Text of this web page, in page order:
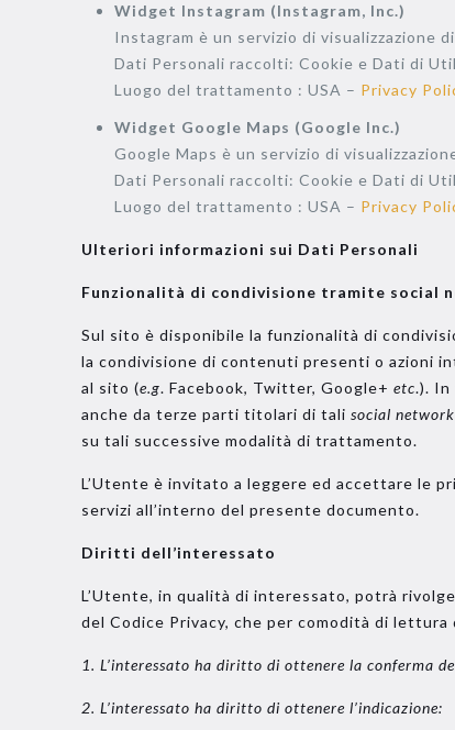
Widget Instagram (Instagram, Inc.)
Instagram è un servizio di visualizzazione
Dati Personali raccolti: Cookie e Dati di
Luogo del trattamento : USA – Privacy
Widget Google Maps (Google Inc.)
Google Maps è un servizio di
Dati Personali raccolti: Cookie e Dati di
Luogo del trattamento : USA – Privacy
Ulteriori informazioni sui Dati Personali
Funzionalità di condivisione tramite social
Sul sito è disponibile la funzionalità di
la condivisione di contenuti presenti o azioni
al sito (e.g. Facebook, Twitter, Google+etc.).
anche da terze parti titolari di talisocial network
su tali successive modalità di trattamento.
L’Utente è invitato a leggere ed accettare le
servizi all’interno del presente documento.
Diritti dell’interessato
L’Utente, in qualità di interessato, potrà
del Codice Privacy, che per comodità di
1. L’interessato ha diritto di ottenere la conferma
2. L’interessato ha diritto di ottenere l’indicazione: